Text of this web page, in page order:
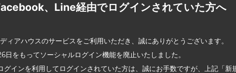
、Line経由でログインされていた方へ
ィアハウスのサービスをご利用いただき、誠にありがとうございます。
日をもってソーシャルログイン機能を廃止いたしました。
グインを利用してログインされていた方は、誠にお手数ですが、上記「新